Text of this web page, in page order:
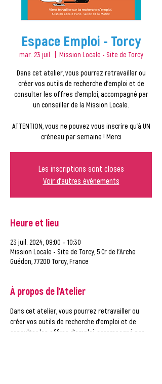
Espace Emploi - Torcy
mar. 23 juil. Mission Locale - Site de Torcy
Dans cet atelier, vous pourrez retravailler ou
créer vos outils de recherche d'emploi et de
consulter les offres d'emploi, accompagné par
un conseiller de la Mission Locale.
ATTENTION, vous ne pouvez vous inscrire qu'à UN
créneau par semaine ! Merci
Les inscriptions sont closes
Voir d'autres événements
Heure et lieu
23 juil. 2024, 09:00 – 10:30
Mission Locale - Site de Torcy, 5 Cr de l'Arche
Guédon, 77200 Torcy, France
À propos de l'Atelier
Dans cet atelier, vous pourrez retravailler ou
créer vos outils de recherche d'emploi et de
consulter les offres d'emploi, accompagné par